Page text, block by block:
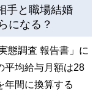
手と職場結婚
になる？
態調査 報告書」に
平均給与月額は28
年間に換算する